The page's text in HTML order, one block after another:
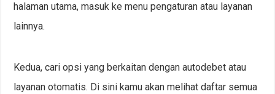
halaman utama, masuk ke menu pengaturan atau layanan
lainnya.
Kedua, cari opsi yang berkaitan dengan autodebet atau
layanan otomatis. Di sini kamu akan melihat daftar semua